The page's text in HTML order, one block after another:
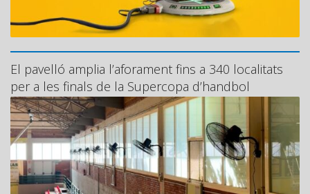
El pavelló amplia l’aforament fins a 340 localitats
per a les finals de la Supercopa d’handbol